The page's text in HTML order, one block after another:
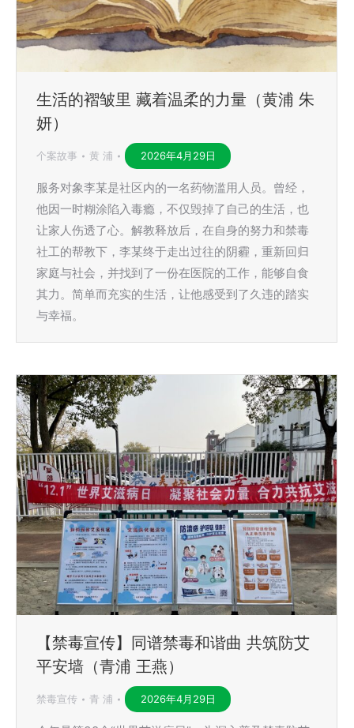
生活的褶皱里 藏着温柔的力量（黄浦 朱
妍）
个案故事 黄 浦 2026年4月29日
服务对象李某是社区内的一名药物滥用人员。曾经，
他因一时糊涂陷入毒瘾，不仅毁掉了自己的生活，也
让家人伤透了心。解教释放后，在自身的努力和禁毒
社工的帮教下，李某终于走出过往的阴霾，重新回归
家庭与社会，并找到了一份在医院的工作，能够自食
其力。简单而充实的生活，让他感受到了久违的踏实
与幸福。
【禁毒宣传】同谱禁毒和谐曲 共筑防艾
平安墙（青浦 王燕）
禁毒宣传 青 浦 2026年4月29日